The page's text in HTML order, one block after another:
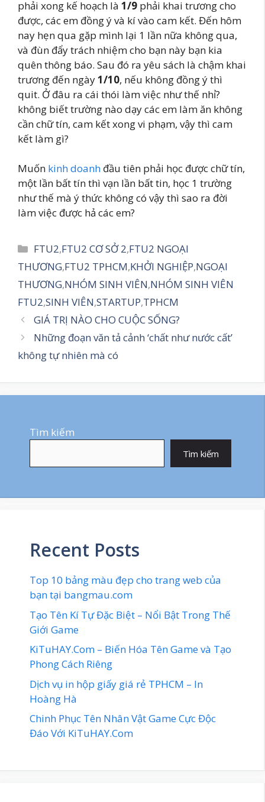
phải xong kế hoạch là 1/9 phải khai trương cho
được, các em đồng ý và kí vào cam kết. Đến hôm
nay hẹn qua gặp mình lại 1 lần nữa không qua,
và đùn đẩy trách nhiệm cho bạn này bạn kia
quên thông báo. Sau đó ra yêu sách là chậm khai
trương đến ngày1/10, nếu không đồng ý thì
quit. Ở đâu ra cái thói làm việc như thế nhỉ?
không biết trường nào dạy các em làm ăn không
cần chữ tín, cam kết xong vi phạm, vậy thì cam
kết làm gì?
Muốn kinh doanh đầu tiên phải học được chữ tín,
một lần bất tín thì vạn lần bất tin, học 1 trường
như thế mà ý thức không có vậy thì sao ra đời
làm việc được hả các em?
Danh
mục
FTU2,FTU2 CƠ SỞ 2,FTU2 NGOẠI
THƯƠNG,FTU2 TPHCM,KHỞI NGHIỆP,NGOẠI
THƯƠNG,NHÓM SINH VIÊN,NHÓM SINH VIÊN
FTU2,SINH VIÊN,STARTUP,TPHCM
GIÁ TRỊ NÀO CHO CUỘC SỐNG?
Những đoạn văn tả cảnh ‘chất như nước cất’
không tự nhiên mà có
Tìm kiếm
Tìm kiếm
Recent Posts
Top 10 bảng màu đẹp cho trang web của
bạn tại bangmau.com
Tạo Tên Kí Tự Đặc Biệt – Nổi Bật Trong Thế
Giới Game
KiTuHAY.Com – Biến Hóa Tên Game và Tạo
Phong Cách Riêng
Dịch vụ in hộp giấy giá rẻ TPHCM – In
Hoàng Hà
Chinh Phục Tên Nhân Vật Game Cực Độc
Đáo Với KiTuHAY.Com